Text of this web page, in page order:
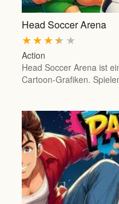
Head Soccer Arena
★
★
★
★
★
Action
Head Soccer Arena ist
Cartoon-Grafiken.